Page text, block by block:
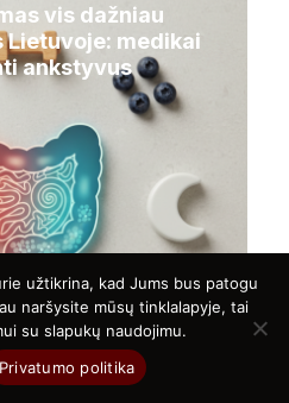
vis dažniau
Lietuvoje: medikai
ankstyvus
užtikrina, kad Jums bus patogu
naršysite mūsų tinklalapyje, tai
su slapukų naudojimu.
Privatumo politika